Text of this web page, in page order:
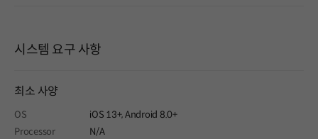
시스템 요구 사항
최소 사양
OS
iOS 13+, Android 8.0+
Processor
N/A